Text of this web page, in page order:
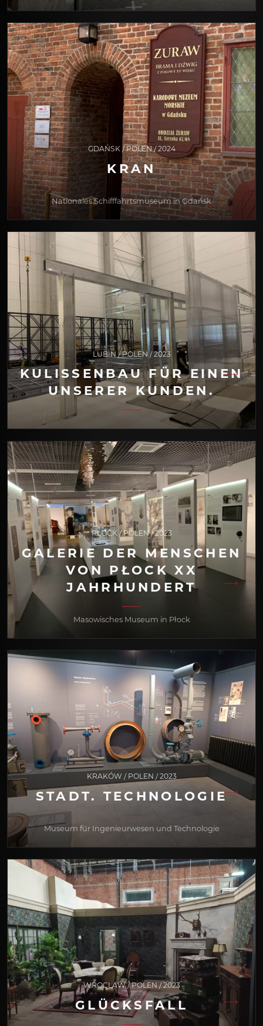
GDAŃSK / POLEN / 2024
KRAN
Nationales Schifffahrtsmuseum in Gdańsk
LUBIN / POLEN / 2023
KULISSENBAU FÜR EINEN
UNSERER KUNDEN.
PŁOCK / POLEN / 2023
GALERIE DER MENSCHEN
VON PŁOCK XX
JAHRHUNDERT
Masowisches Museum in Płock
KRAKÓW / POLEN / 2023
STADT. TECHNOLOGIE
Museum für Ingenieurwesen und Technologie
WROCLAW / POLEN / 2023
GLÜCKSFALL